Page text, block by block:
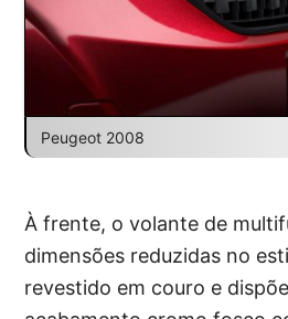
Peugeot 2008
À frente, o volante de
dimensões reduzidas no
revestido em couro e